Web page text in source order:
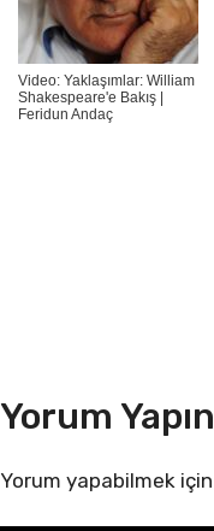
Video: Yaklaşımlar: William
Shakespeare'e Bakış |
Feridun Andaç
Yorum Yapın
Yorum yapabilmek için